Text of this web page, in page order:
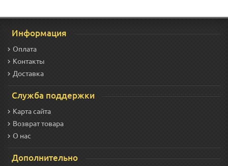
Информация
Оплата
Контакты
Доставка
Служба поддержки
Карта сайта
Возврат товара
О нас
Дополнительно